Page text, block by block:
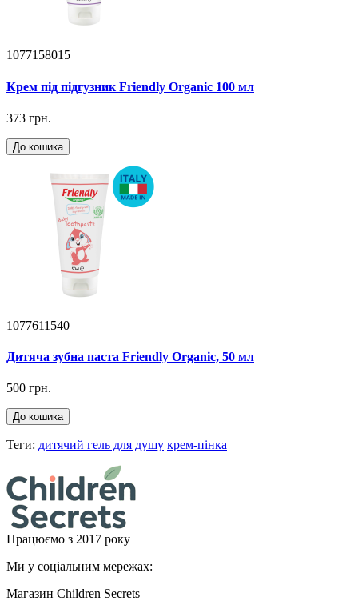
1077158015
Крем під підгузник Friendly Organic 100 мл
373 грн.
До кошика
1077611540
Дитяча зубна паста Friendly Organic, 50 мл
500 грн.
До кошика
Теги: дитячий гель для душу крем-пінка
Працюємо з 2017 року
Ми у соціальним мережах:
Магазин Children Secrets